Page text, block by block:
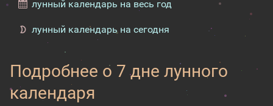
лунный календарь на весь год
лунный календарь на сегодня
Подробнее о 7 дне лунного
календаря